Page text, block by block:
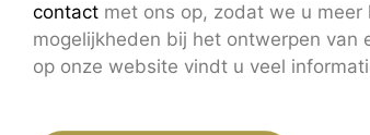
contact met ons op, zodat we u
mogelijkheden bij het ontwerpen van
op onze website vindt u veel